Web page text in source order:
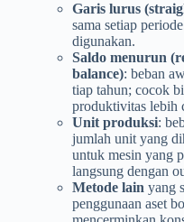
Garis lurus
sama setiap
digunakan.
Saldo menurun
balance): beban
tiap tahun; cocok
produktivitas lebih
Unit produksi:
jumlah unit yang
untuk mesin yang
langsung dengan
Metode lain yang
penggunaan aset